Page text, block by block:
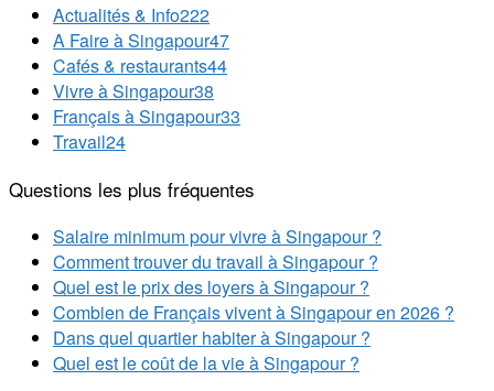
Actualités & Info222
A Faire à Singapour47
Cafés & restaurants44
Vivre à Singapour38
Français à Singapour33
Travail24
Questions les plus fréquentes
Salaire minimum pour vivre à Singapour ?
Comment trouver du travail à Singapour ?
Quel est le prix des loyers à Singapour ?
Combien de Français vivent à Singapour en 2026 ?
Dans quel quartier habiter à Singapour ?
Quel est le coût de la vie à Singapour ?